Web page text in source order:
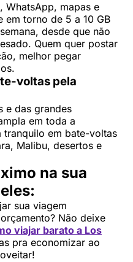
WhatsApp, mapas e
em torno de 5 a 10 GB
desde que não
Quem quer postar
melhor pegar
voltas pela
e das grandes
em toda a
tranquilo em bate-voltas
Malibu, desertos e
na sua
sua viagem
Não deixe
viajar barato a Los
pra economizar ao